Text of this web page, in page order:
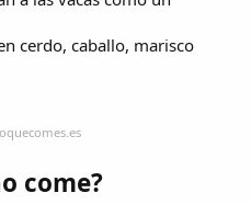
cerdo, caballo, marisco
come?